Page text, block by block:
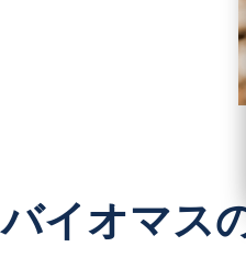
バイオマス